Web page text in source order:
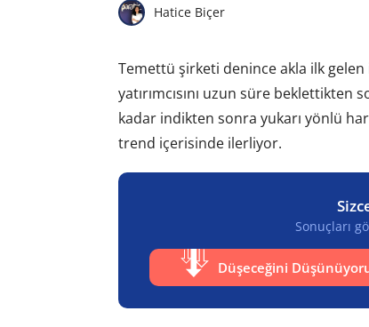
Hatice Biçer
Temettü şirketi denince akla ilk
yatırımcısını uzun süre
kadar indikten sonra yukarı yönlü
trend içerisinde ilerliyor.
Sonuçları
Düşeceğini